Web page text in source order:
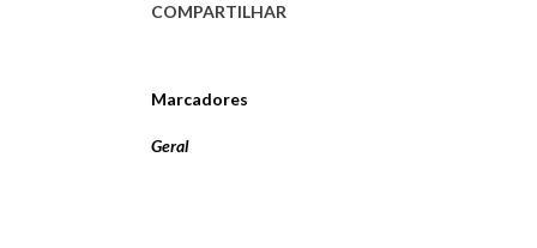
COMPARTILHAR
Marcadores
Geral